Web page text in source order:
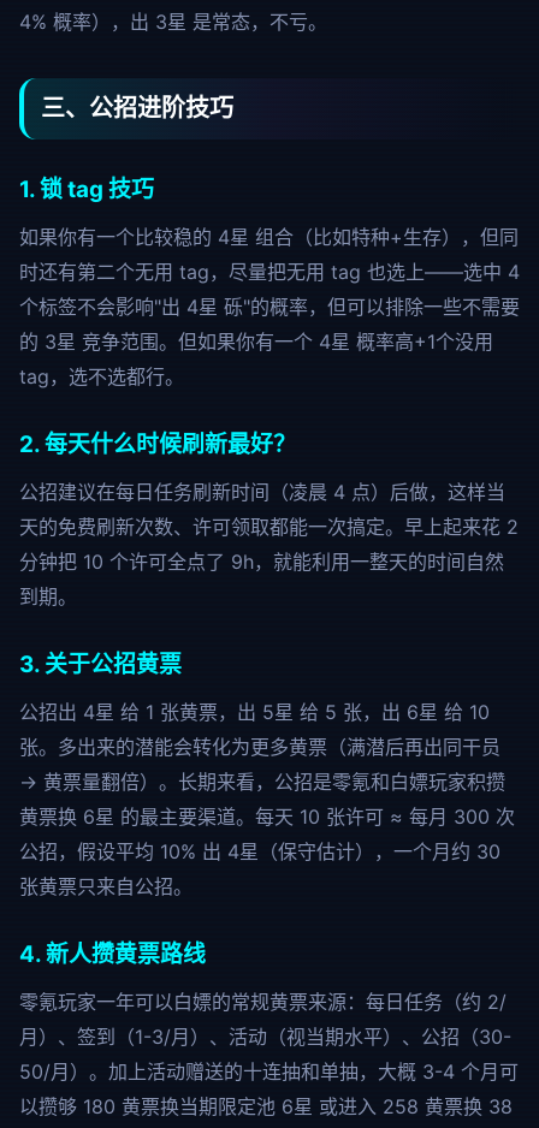
4% 概率），出 3星 是常态，不亏。
三、公招进阶技巧
1. 锁 tag 技巧
如果你有一个比较稳的 4星 组合（比如特种+生存），但同
时还有第二个无用 tag，尽量把无用 tag 也选上——选中 4
个标签不会影响"出 4星 砾"的概率，但可以排除一些不需要
的 3星 竞争范围。但如果你有一个 4星 概率高+1个没用
tag，选不选都行。
2. 每天什么时候刷新最好？
公招建议在每日任务刷新时间（凌晨 4 点）后做，这样当
天的免费刷新次数、许可领取都能一次搞定。早上起来花 2
分钟把 10 个许可全点了 9h，就能利用一整天的时间自然
到期。
3. 关于公招黄票
公招出 4星 给 1 张黄票，出 5星 给 5 张，出 6星 给 10
张。多出来的潜能会转化为更多黄票（满潜后再出同干员
→ 黄票量翻倍）。长期来看， 公招是零氪和白嫖玩家积攒
黄票换 6星 的最主要渠道。每天 10 张许可 ≈ 每月 300 次
公招，假设平均 10% 出 4星（保守估计），一个月约 30
张黄票只来自公招。
4. 新人攒黄票路线
零氪玩家一年可以白嫖的常规黄票来源：每日任务（约 2/
月）、签到（1-3/月）、活动（视当期水平）、公招（30-
50/月）。加上活动赠送的十连抽和单抽，大概 3-4 个月可
以攒够 180 黄票换当期限定池 6星 或进入 258 黄票换 38